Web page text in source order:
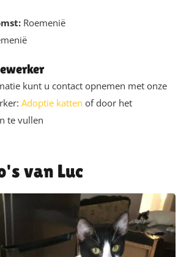
Roemenië
kunt u contact opnemen met onze
Adoptie katten of door het
te vullen
Luc